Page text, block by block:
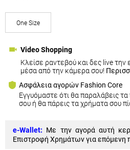
One Size
Video Shopping
Κλείσε ραντεβού και δες live την
Ασφάλεια αγορών Fashion Core
Εγγυόμαστε ότι θα παραλάβεις τα
e-Wallet:Με την αγορά αυτή